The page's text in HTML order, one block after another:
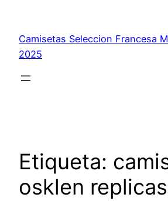
contenido
Camisetas Seleccion Francesa
2025
Etiqueta:
osklen replicas